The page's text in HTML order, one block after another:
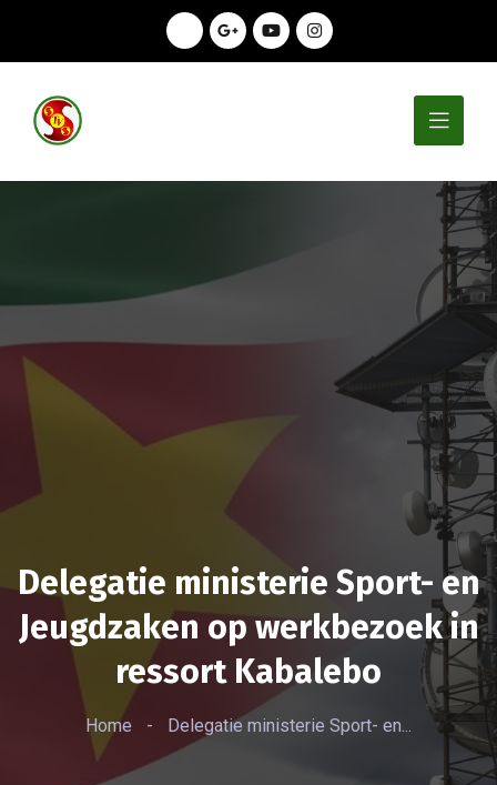
Delegatie ministerie Sport- en
Jeugdzaken op werkbezoek in
ressort Kabalebo
Home - Delegatie ministerie Sport- en...